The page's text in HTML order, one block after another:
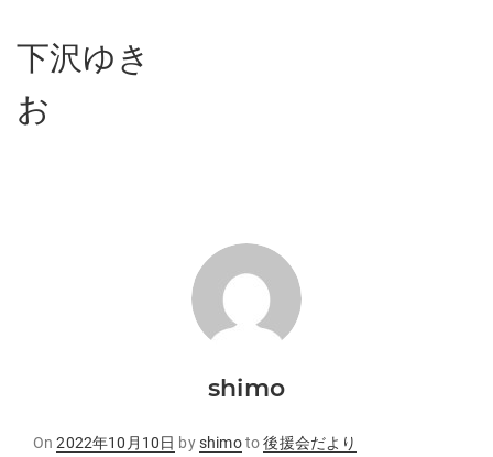
下沢ゆき
お
shimo
OnPosted
2022年10月10日 byshimoto後援会だより